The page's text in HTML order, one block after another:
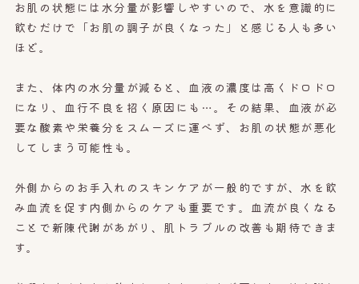
お肌の状態には水分量が影響しやすいので、水を意識的に
飲むだけで「お肌の調子が良くなった」と感じる人も多い
ほど。
また、体内の水分量が減ると、血液の濃度は高くドロドロ
になり、血行不良を招く原因にも…。その結果、血液が必
要な酸素や栄養分をスムーズに運べず、お肌の状態が悪化
してしまう可能性も。
外側からのお手入れのスキンケアが一般的ですが、水を飲
み血流を促す内側からのケアも重要です。血流が良くなる
ことで新陳代謝があがり、肌トラブルの改善も期待できま
す。